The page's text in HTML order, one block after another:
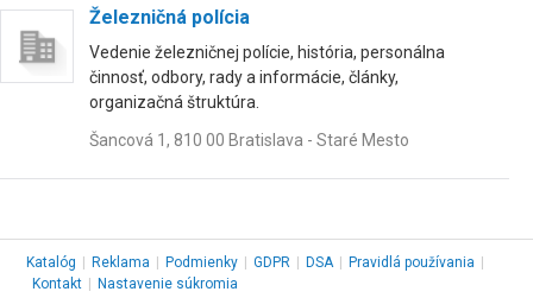
Železničná polícia
Vedenie železničnej polície, história, personálna
činnosť, odbory, rady a informácie, články,
organizačná štruktúra.
Šancová 1, 810 00 Bratislava - Staré Mesto
Katalóg Reklama Podmienky GDPR DSA Pravidlá používania
Kontakt
Nastavenie súkromia